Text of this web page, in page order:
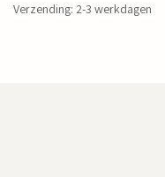
Verzending: 2-3 werkdagen